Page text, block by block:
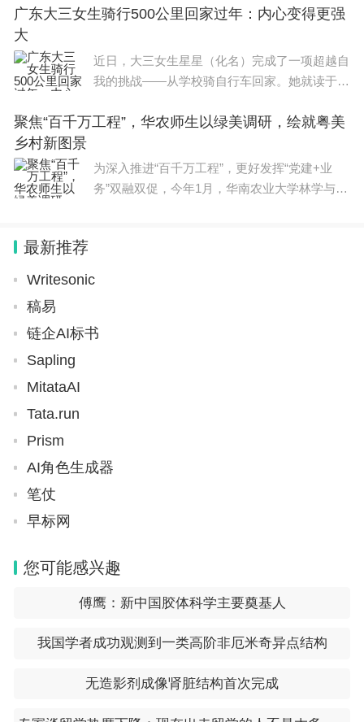
广东大三女生骑行500公里回家过年：内心变得更强
大
近日，大三女生星星（化名）完成了一项超越自
我的挑战——从学校骑自行车回家。她就读于广
程503.4公里。戴上头盔，扎两条麻花辫，身穿
聚焦“百千万工程”，华农师生以绿美调研，绘就粤美
乡村新图景
为深入推进“百千万工程”，更好发挥“党建+业
务”双融双促，今年1月，华南农业大学林学与风
最新推荐
Writesonic
稿易
链企AI标书
Sapling
MitataAI
Tata.run
Prism
AI角色生成器
笔仗
早标网
您可能感兴趣
傅鹰：新中国胶体科学主要奠基人
我国学者成功观测到一类高阶非厄米奇异点结构
无造影剂成像肾脏结构首次完成